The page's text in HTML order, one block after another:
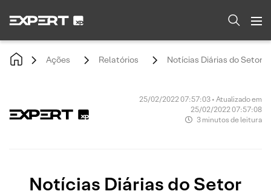
Ações Relatórios Notícias Diárias do Setor
25/02/2022 07:57:03 • Atualizado em
25/02/2022 07:57:08
3 minutos de leitura
Notícias Diárias do Setor